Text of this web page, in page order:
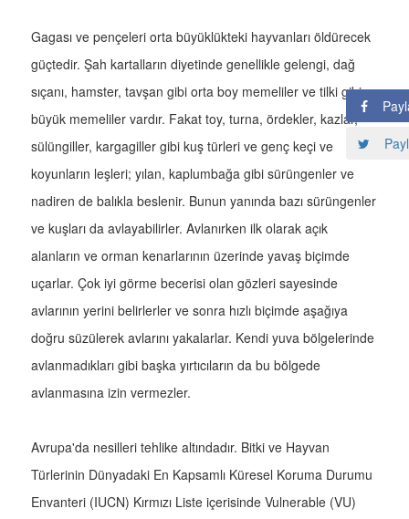
Gagası ve pençeleri orta büyüklükteki hayvanları öldürecek
güçtedir. Şah kartalların diyetinde genellikle gelengi, dağ
sıçanı, hamster, tavşan gibi orta boy memeliler ve tilki gibi
büyük memeliler vardır. Fakat toy, turna, ördekler, kazlar,
sülüngiller, kargagiller gibi kuş türleri ve genç keçi ve
koyunların leşleri; yılan, kaplumbağa gibi sürüngenler ve
nadiren de balıkla beslenir. Bunun yanında bazı sürüngenler
ve kuşları da avlayabilirler. Avlanırken ilk olarak açık
alanların ve orman kenarlarının üzerinde yavaş biçimde
uçarlar. Çok iyi görme becerisi olan gözleri sayesinde
avlarının yerini belirlerler ve sonra hızlı biçimde aşağıya
doğru süzülerek avlarını yakalarlar. Kendi yuva bölgelerinde
avlanmadıkları gibi başka yırtıcıların da bu bölgede
avlanmasına izin vermezler.
Avrupa'da nesilleri tehlike altındadır. Bitki ve Hayvan
Türlerinin Dünyadaki En Kapsamlı Küresel Koruma Durumu
Envanteri (IUCN) Kırmızı Liste içerisinde Vulnerable (VU)